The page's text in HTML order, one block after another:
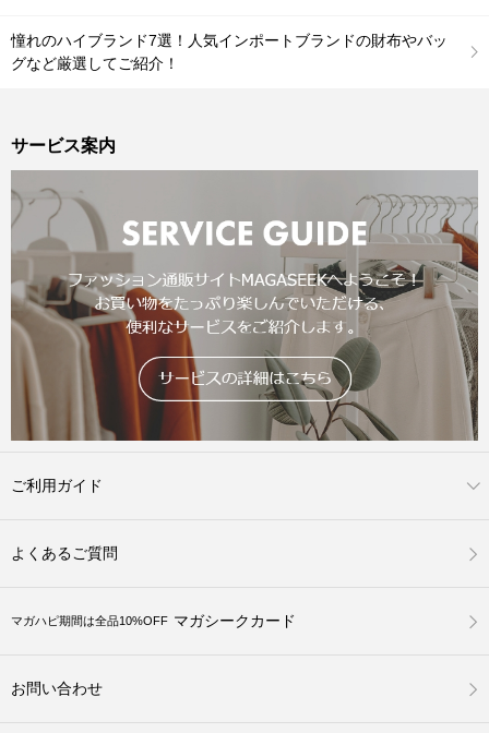
憧れのハイブランド7選！人気インポートブランドの財布やバッ
グなど厳選してご紹介！
サービス案内
ご利用ガイド
よくあるご質問
マガハピ期間は全品10%OFF マガシークカード
お問い合わせ